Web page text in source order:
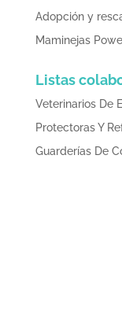
Adopción y
Maminejas
Listas
Veterinarios De
Protectoras Y
Guarderías De